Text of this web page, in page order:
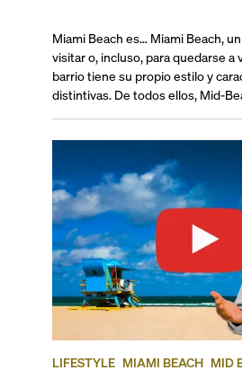
Miami Beach es… Miami Beach, un lugar icónico para visitar o, incluso, para quedarse a vivir. Pero cada barrio tiene su propio estilo y características distintivas. De todos ellos, Mid-Beach es conocido como la contraparte más tranquila de South Beach, donde puedes disfrutar de un estilo de vida más relajado y residencial. Tiene mucha menos actividad turística y se lo considera un barrio sobrio y sofisticado, gracias a su pasado como “Millionaire’s Row” en los años cincuenta y sesenta. Este barrio de lujo tiene sus propios estilos de arte, espectáculos, entretenimiento y arquitectura. Y, desde que se creó el Distrito Faena, este codiciado barrio de Miami Beach es una pequeña meca del arte repleta de hoteles y edificios de estilo Art Déco y MiMo que bordean sus playas de arena blanca. Este renacimiento del barrio atrajo a grandes estudios de arquitectos y desarrolladores que buscan construir las estructuras más modernas y lujosas de Mid-Beach para satisfacer las necesidades de los nuevos residentes que llegan de todas partes del mundo. Pero ¿qué es lo que hace que el barrio de Mid-Beach sea tan lujoso? Aquí, te presentamos los cinco condominios más lujosos, con todo lo que tienen que ofrecer. --- ## — ¿Por qué elegir Mid-Beach? Mid-Beach ofrece todas las ventajas de vivir en Miami Beach, pero estando alejado de la ajetreada South Beach. Tiene playas de arena blanca más tranquilas, impresionantes vistas al mar, una arquitectura de estilo Art Déco y MiMo y algunos de los mejores hoteles y resorts de todo Miami. Y, ahora que puedes visitar el exuberante Distrito Faena con todos sus espacios de arte, cultura y tiendas de lujo, este exclusivo barrio se ha convertido en un lugar extraordinario para vivir. Además, de acuerdo con un estudio que realizamos en 2019, Mid-Beach tiene un muy buen puntaje (91 puntos) en términos de transitabilidad. Asimismo, Mid-Beach está cerca del exclusivo club de campo y golf La Gorce Country Club, de todos los famosos lugares de compras y entretenimiento de South Beach, del Hospital Mt. Sinai y de las exclusivas tiendas de Bal Harbour. Por si eso fuera poco, también tiene fácil acceso a la parte continental a través de la I-95\. Por todo ello, es uno de los barrios más buscados para vivir. --- ## Los mejores condominios en Mid-Beach, Miami Beach --- ### **5\. The Ritz-Carlton Residences – 4701 North Meridian Avenue, Mid-Beach** Precio promedio de ventas: $2.049/ft² Este exclusivo complejo de condominios de cinco estrellas tiene todos los lujos de hospedarse en un hotel Ritz Carlton. The Ritz Carlton Residences Miami Beach está ubicado en un terreno de casi tres hectáreas con exuberantes jardines frente al mar en la bahía de Biscayne, escondido en un vecindario completamente residencial. Esto es lo que lo convierte en un lugar lleno de paz y tranquilidad, perfecto para llamar hogar. El complejo fue diseñado por Lissoni Associati y dirigido por Piero Lissoni en 2019\. Cuenta con un cuidado diseño de estilo europeo de lujo, con techos de tres metros de altura, elegantes cocinas de estilo italiano, mármol italiano en los baños y electrodomésticos europeos, entre los cuales se incluye un enfriador de vino y una máquina de capuchino. Entre los servicios del The Ritz Carlton Residences, hay una piscina en la azotea rodeada de jardines tropicales, 36 muelles privados, un yate de día para residentes, un salón social frente al mar, un jardín de meditación, un restaurante junto a la piscina, un estudio de arte, una sala para niños, un salón de belleza para mascotas y mucho más. Estos servicios de lujo también incluyen una sala club con una mesa de billar y golf virtual, un gimnasio con spa de última generación, un estudio de arte único en su tipo y una sala de juegos para niños completamente equipada. Aquí puedes consultar sobre las residencias Ritz Carlton Miami Beach en venta y alquiler. ### 4\. The Residences at the Miami Beach Edition – 2901 Collins Avenue, Mid-Beach Precio promedio de venta: $2.566/ft² El complejo Residences at the Miami Beach Edition fue construido en 2014 con gran anticipación. Cuenta con seis pisos y veintiséis residencias sublimes de ultralujo, ubicadas frente al mar. Estas unidades se encuentran en los pisos superiores del Miami Beach EDITION de 18 pisos y tienen una entrada privada para residentes. Además, cada unidad cuenta con amplias terrazas, espacios abiertos, abundante luz natural y vistas impresionantes a la playa y al océano. Estos condominios de edición limitada, que forman parte del hotel de condominios de la marca Edition Hotels, fueron diseñados por el célebre arquitecto británico John Pawson. Cuentan con varias comodidades, como acceso prioritario a los restaurantes y bares del hotel, club nocturno, spa, salón, centro de negocios y acceso exclusivo a la playa, así como servicios de paseo, cuidado y aseo de mascotas. Las unidades de Residences at the Edition disponibles para venta y alquiler se pueden ver aquí. ### 3\. 57 Ocean – 5775 Collins Avenue, Mid-Beach Precio promedio de venta: $2,845/ft² El ultralujoso 57 Ocean fue creado para traer todo el lujo brasileño y el modernismo tropical al corazón de Miami Beach. Esta torre de 18 pisos fue diseñada por Arquitectonica con interiores de Anastassiadis Arquitetos y fue construida en 2021\. Cuenta con 81 residencias con entradas con un ascensor privado, terrazas de 3,6 metros de profundidad, cocinas de estilo italiano, lujosas habitaciones con acceso a la terraza, encimeras de mármol y muebles y accesorios de primer nivel. Además de tener acceso directo a 67 metros lineales de playa privada, las comodidades en 57 Ocean incluyen: un spa de bienestar con salas privadas, un equipo de entrenamiento al aire libre, clases de yoga frente a la playa, un jardín de bienestar frente al mar, una sala de actividades para niños, dos piscinas infinitas frente al mar, con todos los servicios incluidos y con bares y cabañas, y mucho más. Aquí, puedes consultar las residencias disponibles en 57 Ocean Miami Beach para venta y alquiler. ### 2\. Fontainebleau II Tresor – 4401 Collins Avenue, Mid-Beach Precio promedio de venta: $3.103/ft² Este condo-hotel pertenece a Fontainebleau, uno de los nombres más respetados en la vida de resort de lujo. Fontainebleau II Tresor es una torre de 37 pisos y 462 residencias de lujo, ubicada
LIFESTYLE MIAMI BEACH MID